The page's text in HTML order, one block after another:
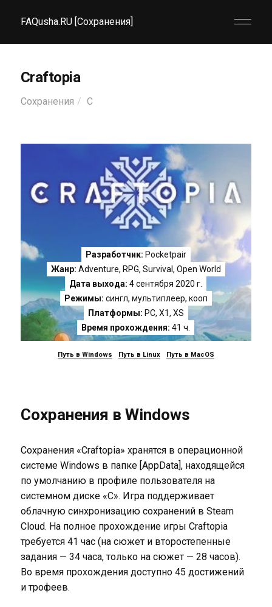
FAQusha.RU [Сохранения]
Craftopia
Сохранения C
Разработчик: Pocketpair
Жанр: Adventure, RPG, Survival , Open World
Дата выхода: 4 сентября 2020 г.
Режимы: сингл, мультиплеер, кооп
Платформы: PC, X1, XS
Время прохождения: 41 ч.
Путь в Windows Путь в Linux Путь в MacOS
Сохранения в Windows
Сохранения «Craftopia» хранятся в операционной
системе Windows в папке [AppData], находящейся
по умолчанию в профиле пользователя на
системном диске «C». Игра поддерживает
облачную синхронизацию сохранений в Steam
Cloud. На полное прохождение игры Craftopia
требуется 41 час (на сюжет и второстепенные
задания — 34 часа, только на сюжет — 28 часов).
Во время прохождения доступно 45 достижений
и трофеев.